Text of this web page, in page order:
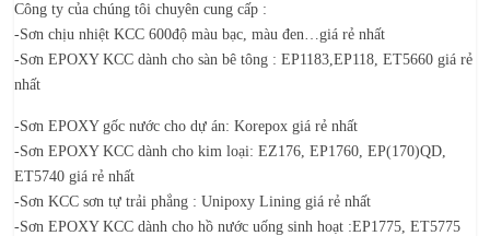
Công ty của chúng tôi chuyên cung cấp :
-Sơn chịu nhiệt KCC 600độ màu bạc, màu đen…giá rẻ nhất
-Sơn EPOXY KCC dành cho sàn bê tông : EP1183,EP118, ET5660 giá rẻ
nhất
-Sơn EPOXY gốc nước cho dự án: Korepox giá rẻ nhất
-Sơn EPOXY KCC dành cho kim loại: EZ176, EP1760, EP(170)QD,
ET5740 giá rẻ nhất
-Sơn KCC sơn tự trải phẳng : Unipoxy Lining giá rẻ nhất
-Sơn EPOXY KCC dành cho hồ nước uống sinh hoạt :EP1775, ET5775